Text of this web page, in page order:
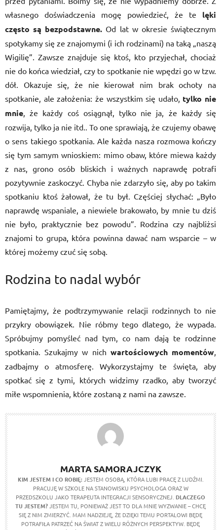
własnego doświadczenia mogę powiedzieć, że te lęki
często są bezpodstawne. Od lat w okresie świątecznym
spotykamy się ze znajomymi (i ich rodzinami) na taką „naszą
Wigilię”. Zawsze znajduje się ktoś, kto przyjechał, chociaż
nie do końca wiedział, czy to spotkanie nie wpędzi go w tzw.
dół. Okazuje się, że nie kierował nim brak ochoty na
spotkanie, ale założenia: że wszystkim się udało, tylko nie
mnie, że każdy coś osiągnął, tylko nie ja, że każdy się
rozwija, tylko ja nie itd.. To one sprawiają, że czujemy obawę
o sens takiego spotkania. Ale każda nasza rozmowa kończy
się tym samym wnioskiem: mimo obaw, które miewa każdy
z nas, grono osób bliskich i ważnych naprawdę potrafi
pozytywnie zaskoczyć. Chyba nie zdarzyło się, aby po takim
spotkaniu ktoś żałował, że tu był. Częściej słychać: „Było
naprawdę wspaniale, a niewiele brakowało, by mnie tu dziś
nie było, praktycznie bez powodu”. Rodzina czy najbliżsi
znajomi to grupa, która powinna dawać nam wsparcie – w
której możemy czuć się sobą.
Rodzina to nadal wybór
Pamiętajmy, że podtrzymywanie relacji rodzinnych to nie
przykry obowiązek. Nie róbmy tego dlatego, że wypada.
Spróbujmy pomyśleć nad tym, co nam dają te rodzinne
spotkania. Szukajmy w nich wartościowych momentów,
zadbajmy o atmosferę. Wykorzystajmy te święta, aby
spotkać się z tymi, których widzimy rzadko, aby tworzyć
miłe wspomnienia, które zostaną z nami na zawsze.
MARTA SAMORAJCZYK
KIM JESTEM I CO ROBIĘ:JESTEM OSOBĄ, KTÓRA LUBI PRACĘ Z LUDŹMI.
PRACUJĘ W SZKOLE NA STANOWISKU PSYCHOLOGA ORAZ W
PRZEDSZKOLU JAKO TERAPEUTA INTEGRACJI SENSORYCZNEJ. DLACZEGO
TU JESTEM?JESTEM TU, PONIEWAŻ JEST TO DLA MNIE WYZWANIE – CHCĘ
SIĘ Z NIM ZMIERZYĆ. MAM NADZIEJĘ, ŻE DZIĘKI TEMU PORTALOWI BĘDĘ
POTRAFIŁA PATRZEĆ NA ŚWIAT Z WIELU RÓŻNYCH PERSPEKTYW. BĘDĘ